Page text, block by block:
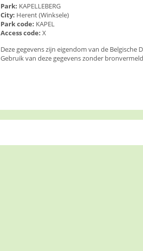
Park: KAPELLEBERG
City: Herent (Winksele)
Park code: KAPEL
Access code: X
Deze gegevens zijn eigendom van de
Gebruik van deze gegevens zonder